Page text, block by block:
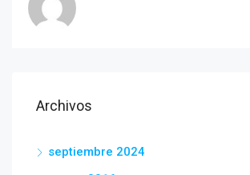
Archivos
septiembre 2024